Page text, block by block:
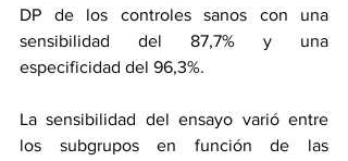
DP de los controles sanos con una
sensibilidad del 87,7% y una
especificidad del 96,3%.
La sensibilidad del ensayo varió entre
los subgrupos en función de las